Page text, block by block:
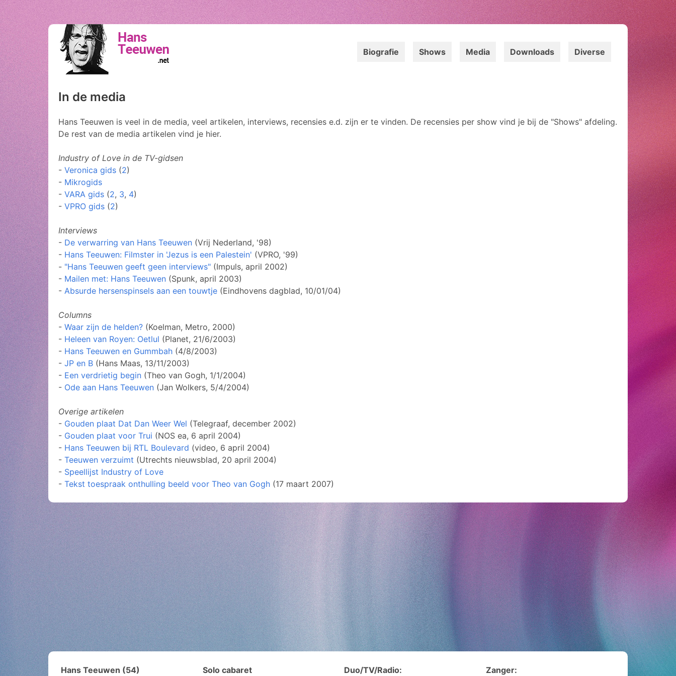
Biografie Shows Media Downloads Diverse
In de media
Hans Teeuwen is veel in de media, veel artikelen, interviews, recensies e.d. zijn er te vinden. De recensies per show vind je bij de "Shows" afdeling.
De rest van de media artikelen vind je hier.
Industry of Love in de TV-gidsen
- Veronica gids (2)
- Mikrogids
- VARA gids (2, 3, 4)
- VPRO gids (2)
Interviews
- De verwarring van Hans Teeuwen (Vrij Nederland, '98)
- Hans Teeuwen: Filmster in 'Jezus is een Palestein' (VPRO, '99)
- "Hans Teeuwen geeft geen interviews" (Impuls, april 2002)
- Mailen met: Hans Teeuwen (Spunk, april 2003)
- Absurde hersenspinsels aan een touwtje (Eindhovens dagblad, 10/01/04)
Columns
- Waar zijn de helden? (Koelman, Metro, 2000)
- Heleen van Royen: Oetlul (Planet, 21/6/2003)
- Hans Teeuwen en Gummbah (4/8/2003)
- JP en B (Hans Maas, 13/11/2003)
- Een verdrietig begin (Theo van Gogh, 1/1/2004)
- Ode aan Hans Teeuwen (Jan Wolkers, 5/4/2004)
Overige artikelen
- Gouden plaat Dat Dan Weer Wel (Telegraaf, december 2002)
- Gouden plaat voor Trui (NOS ea, 6 april 2004)
- Hans Teeuwen bij RTL Boulevard (video, 6 april 2004)
- Teeuwen verzuimt (Utrechts nieuwsblad, 20 april 2004)
- Speellijst Industry of Love
- Tekst toespraak onthulling beeld voor Theo van Gogh (17 maart 2007)
Hans Teeuwen (54) Solo cabaret Duo/TV/Radio: Zanger: